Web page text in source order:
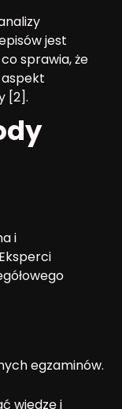
jest
sprawia, że
[2].
i
egzaminów.
wiedzę i